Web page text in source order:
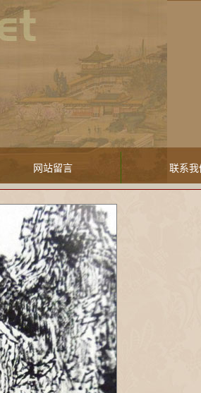
网站留言 联系我